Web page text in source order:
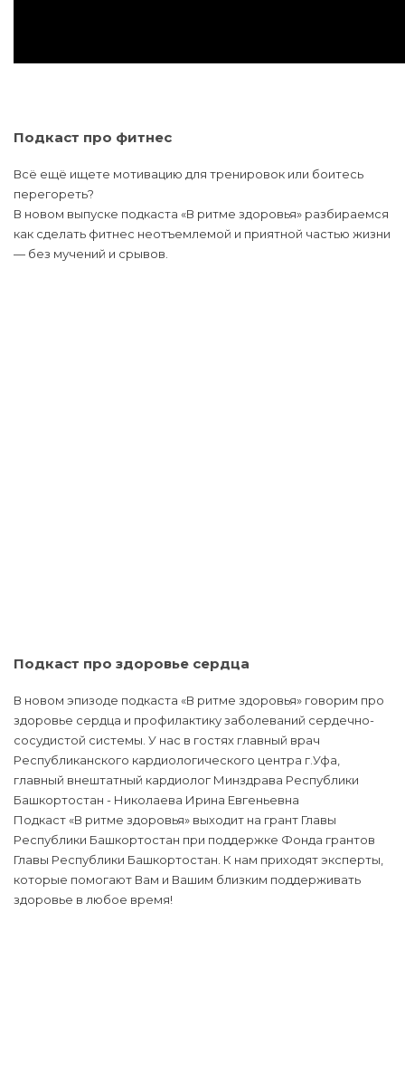
Подкаст про фитнес
Всё ещё ищете мотивацию для тренировок или боитесь
перегореть?
В новом выпуске подкаста «В ритме здоровья» разбираемся
как сделать фитнес неотъемлемой и приятной частью жизни
— без мучений и срывов.
Подкаст про здоровье сердца
В новом эпизоде подкаста «В ритме здоровья» говорим про
здоровье сердца и профилактику заболеваний сердечно-
сосудистой системы. У нас в гостях главный врач
Республиканского кардиологического центра г.Уфа,
главный внештатный кардиолог Минздрава Республики
Башкортостан - Николаева Ирина Евгеньевна
Подкаст «В ритме здоровья» выходит на грант Главы
Республики Башкортостан при поддержке Фонда грантов
Главы Республики Башкортостан. К нам приходят эксперты,
которые помогают Вам и Вашим близким поддерживать
здоровье в любое время!